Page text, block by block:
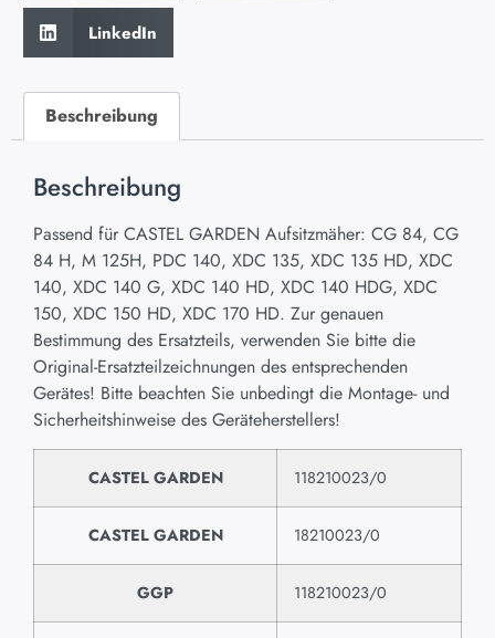
LinkedIn
Beschreibung
Beschreibung
Passend für CASTEL GARDEN Aufsitzmäher: CG 84, CG
84 H, M 125H, PDC 140, XDC 135, XDC 135 HD, XDC
140, XDC 140 G, XDC 140 HD, XDC 140 HDG, XDC
150, XDC 150 HD, XDC 170 HD. Zur genauen
Bestimmung des Ersatzteils, verwenden Sie bitte die
Original-Ersatzteilzeichnungen des entsprechenden
Gerätes! Bitte beachten Sie unbedingt die Montage- und
Sicherheitshinweise des Geräteherstellers!
CASTEL GARDEN 118210023/0
CASTEL GARDEN 18210023/0
GGP 118210023/0